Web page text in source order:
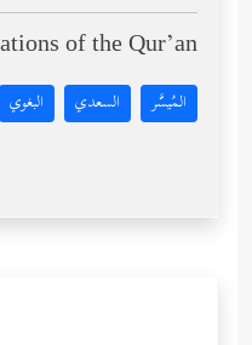
of the Qur’an:
المُيسَّر السعدي البغوي